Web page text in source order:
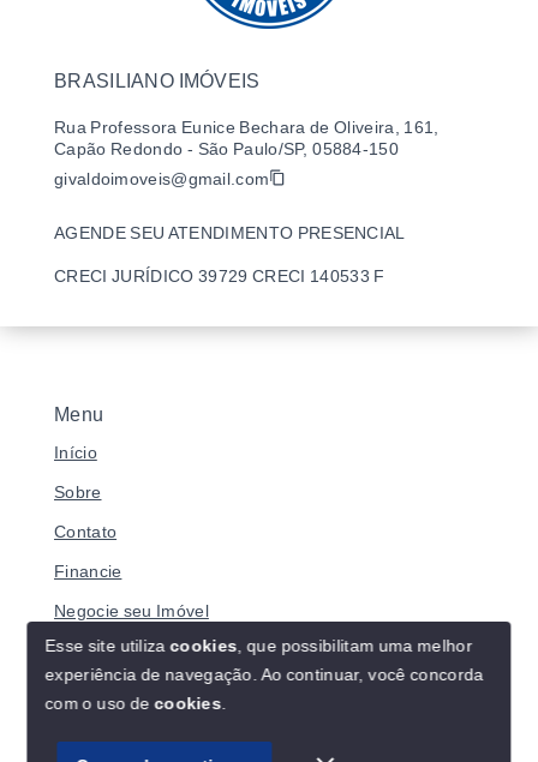
Menu
Início
Sobre
Contato
Financie
Negocie seu Imóvel
© Copyright 2026 - BRASILIANO IMÓVEIS - Todos os
BRASILIANO IMÓVEIS
Rua Professora Eunice Bechara de Oliveira, 161,
Capão Redondo - São Paulo/SP, 05884-150
givaldoimoveis@gmail.com
AGENDE SEU ATENDIMENTO PRESENCIAL
CRECI JURÍDICO 39729 CRECI 140533 F
Esse site utilizacookies , que possibilitam uma melhor
experiência de navegação. Ao continuar, você concorda
com o uso decookies